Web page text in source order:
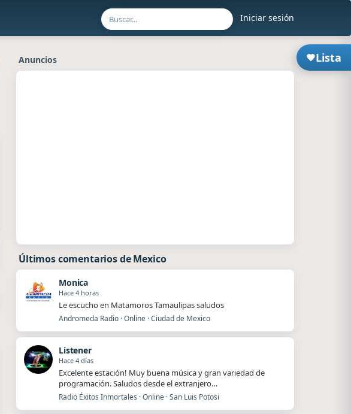
Iniciar sesión
Lista
Anuncios
Últimos comentarios de Mexico
Monica
Hace 4 horas
Le escucho en Matamoros Tamaulipas saludos
Andromeda Radio · Online · Ciudad de Mexico
Listener
Hace 4 días
Excelente estación! Muy buena música y gran variedad de
programación. Saludos desde el extranjero…
Radio Éxitos Inmortales · Online · San Luis Potosi